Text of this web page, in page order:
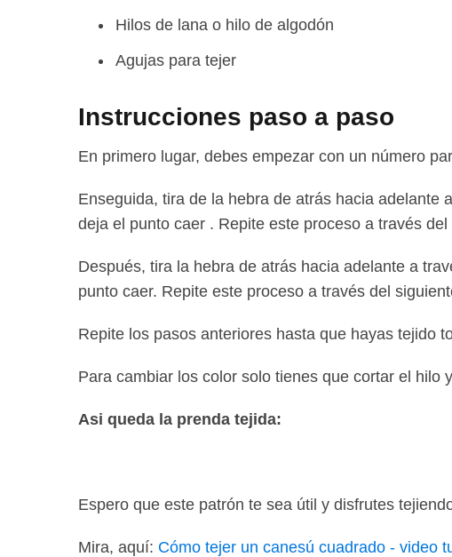
Hilos de lana o hilo de algodón
Agujas para tejer
Instrucciones paso a paso
En primero lugar, debes empezar con un número
Enseguida, tira de la hebra de atrás hacia adelante
deja el punto caer . Repite este proceso a través
Después, tira la hebra de atrás hacia adelante a
punto caer. Repite este proceso a través del
Repite los pasos anteriores hasta que hayas tejido
Para cambiar los color solo tienes que cortar el hilo
Asi queda la prenda tejida:
Espero que este patrón te sea útil y disfrutes
Mira, aquí: Cómo tejer un canesú cuadrado - video